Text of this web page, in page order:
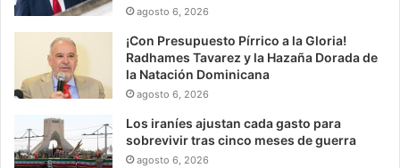
agosto 6, 2026
¡Con Presupuesto Pírrico a la Gloria!
Radhames Tavarez y la Hazaña Dorada de
la Natación Dominicana
agosto 6, 2026
Los iraníes ajustan cada gasto para
sobrevivir tras cinco meses de guerra
agosto 6, 2026